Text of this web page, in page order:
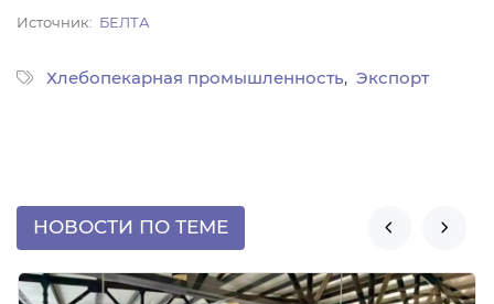
Источник БЕЛТА
Хлебопекарная промышленность Экспорт
НОВОСТИ ПО ТЕМЕ  